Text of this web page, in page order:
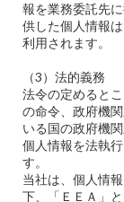
報を業務委託先
供した個人情報
利用されます。
（3）法的義務
法令の定めると
の命令、政府機
いる国の政府機
個人情報を法執
す。
当社は、個人情
下、「ＥＥＡ」